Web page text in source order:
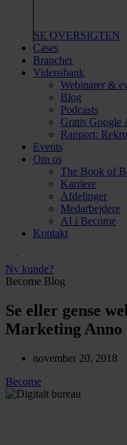
SE OVERSIGTEN
Cases
Brancher
Vidensbank
Webinarer &
Blog
Podcasts
Gratis Google
Rapport:
Events
Om os
The Book of
Karriere
Afdelinger
Medarbejdere
AI i Become
Kontakt
Ny kunde?
Become Blog
Se eller gense
Marketing Anno
november 20, 2018
Become